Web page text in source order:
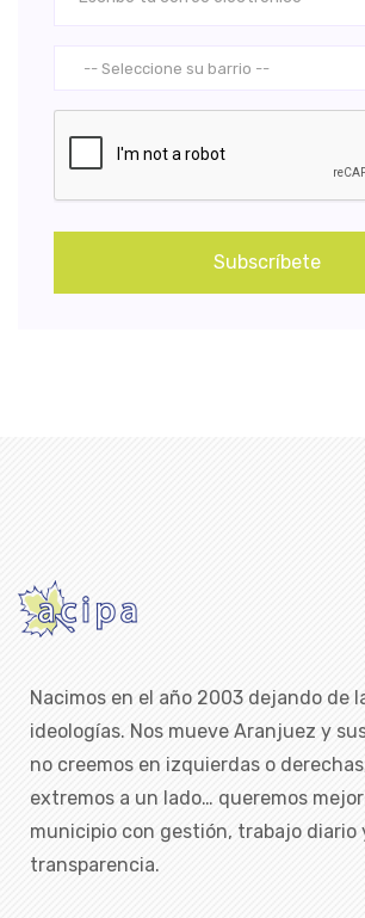
Subscríbete
Nacimos en el año 2003 dejando de
ideologías. Nos mueve Aranjuez y
no creemos en izquierdas o
extremos a un lado… queremos
municipio con gestión, trabajo diario
transparencia.